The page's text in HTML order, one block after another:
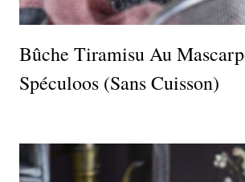
Bûche Tiramisu Au
Spéculoos (sans Cuisson)